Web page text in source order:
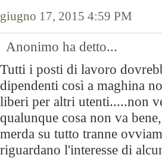
giugno 17, 2015 4:59 PM
Anonimo ha detto...
Tutti i posti di lavoro
dipendenti così a maghina
liberi per altri utenti.....non
qualunque cosa non va
merda su tutto tranne
riguardano l'interesse di